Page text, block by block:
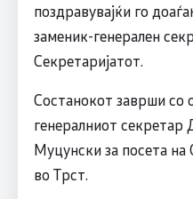
поздравувајќи го
заменик-генерален
Секретаријатот.
Состанокот заврши со
генералниот
Муцунски за посета
во Трст.